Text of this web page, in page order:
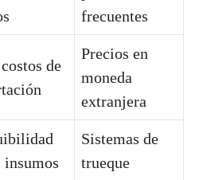
frecuentes
de
Precios en
moneda
extranjera
insumos
Sistemas de
trueque